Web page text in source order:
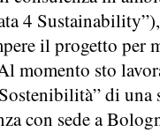
4
il progetto per
momento sto
di una
con sede a